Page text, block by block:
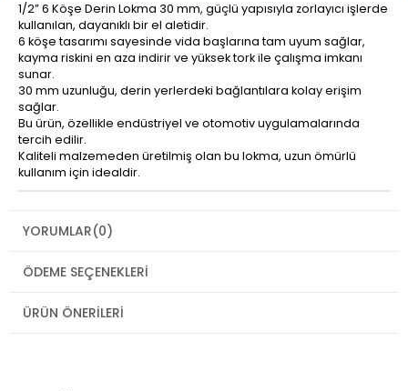
1/2” 6 Köşe Derin Lokma 30 mm, güçlü yapısıyla zorlayıcı işlerde
kullanılan, dayanıklı bir el aletidir.
6 köşe tasarımı sayesinde vida başlarına tam uyum sağlar,
kayma riskini en aza indirir ve yüksek tork ile çalışma imkanı
sunar.
30 mm uzunluğu, derin yerlerdeki bağlantılara kolay erişim
sağlar.
Bu ürün, özellikle endüstriyel ve otomotiv uygulamalarında
tercih edilir.
Kaliteli malzemeden üretilmiş olan bu lokma, uzun ömürlü
kullanım için idealdir.
YORUMLAR(0)
ÖDEME SEÇENEKLERI
ÜRÜN ÖNERILERI